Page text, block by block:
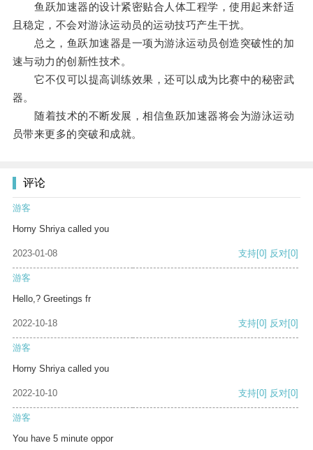
鱼跃加速器的设计紧密贴合人体工程学，使用起来舒适
且稳定，不会对游泳运动员的运动技巧产生干扰。
总之，鱼跃加速器是一项为游泳运动员创造突破性的加
速与动力的创新性技术。
它不仅可以提高训练效果，还可以成为比赛中的秘密武
器。
随着技术的不断发展，相信鱼跃加速器将会为游泳运动
员带来更多的突破和成就。
评论
游客
Horny Shriya called you
2023-01-08 支持[0] 反对[0]
游客
Hello,? Greetings fr
2022-10-18 支持[0] 反对[0]
游客
Horny Shriya called you
2022-10-10 支持[0] 反对[0]
游客
You have 5 minute oppor